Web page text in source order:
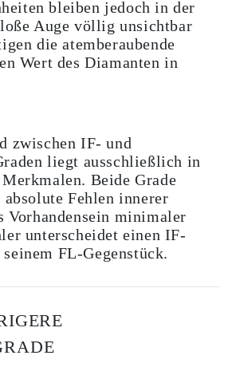
bleiben jedoch in der
Auge völlig unsichtbar
die atemberaubende
Wert des Diamanten in
zwischen IF- und
liegt ausschließlich in
Beide Grade
absolute Fehlen innerer
Vorhandensein minimaler
unterscheidet einen IF-
FL-Gegenstück.